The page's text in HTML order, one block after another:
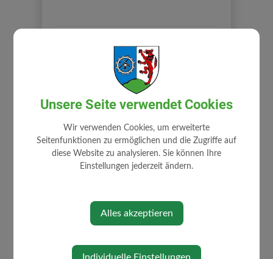
Mitarbeiter
Zuständigkeiten
Stellenangebote
Impressum
Gemeinderat
Unsere Seite verwendet Cookies
Wir verwenden Cookies, um erweiterte
Seitenfunktionen zu ermöglichen und die Zugriffe auf
diese Website zu analysieren. Sie können Ihre
Einstellungen jederzeit ändern.
Alles akzeptieren
Individuelle Einstellungen